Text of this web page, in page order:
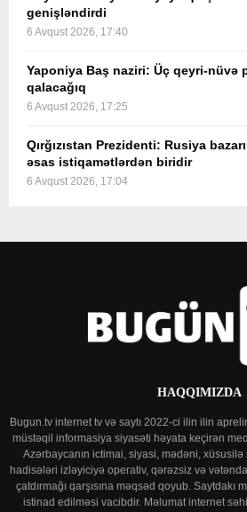
genişləndirdi
6 Avqust 2026, 17:40
Yaponiya Baş naziri: Üç qeyri-nüvə
qalacağıq
6 Avqust 2026, 17:25
Qırğızıstan Prezidenti: Rusiya
əsas istiqamətlərdən biridir
6 Avqust 2026, 17:04
HAQQIMIZDA
Bugun.tv internet tv və saytı 2022-ci ilin ilin
müstəqil informasiya siyasəti həyata keçirən
Azərbaycanın ictimai, siyasi, mədəni,
hadisələri izləyiciyə operativ, qərəzsiz və
çatdırmağı qarşısına məqsəd qoyub. Saytdakı
istinad edilməsi vacibdir. Məlumat internet